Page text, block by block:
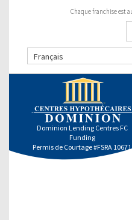
Chaque franchise est
Français
Dominion Lending Centres FC
Funding
Permis de Courtage #FSRA 10671